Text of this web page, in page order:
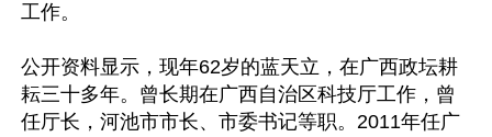
工作。
公开资料显示，现年62岁的蓝天立，在广西政坛耕
耘三十多年。曾长期在广西自治区科技厅工作，曾
任厅长，河池市市长、市委书记等职。2011年任广